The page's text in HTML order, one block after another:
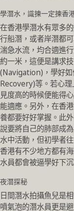
學潛水，識揀一定揀香
在香港學潛水有眾多
行船潛，或者岸潛都
湍急水流，均合適進
約一米，這便是講求
(Navigation)，學好
Recovery)等。若心
見度高的時候便能得
能適應。另外，在香
養都要好好掌握。此
說要將自己的肺部成
水中活動，但初學者
香港有不少地方都有
水員都會被逼學好下
夜潛探秘
日間潛水拍攝魚兒是
噴氣泡的潛水員更是